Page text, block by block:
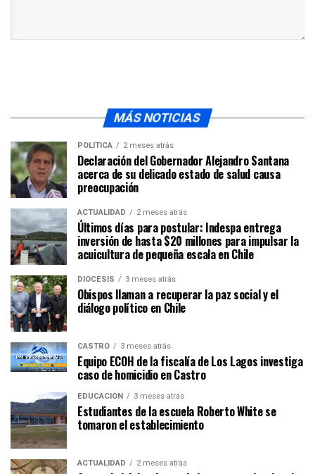
MÁS NOTICIAS
POLÍTICA 2 meses atrás
Declaración del Gobernador Alejandro Santana
acerca de su delicado estado de salud causa
preocupación
ACTUALIDAD 2 meses atrás
Últimos días para postular: Indespa entrega
inversión de hasta $20 millones para impulsar la
acuicultura de pequeña escala en Chile
DIÓCESIS 3 meses atrás
Obispos llaman a recuperar la paz social y el
diálogo político en Chile
CASTRO 3 meses atrás
Equipo ECOH de la fiscalía de Los Lagos investiga
caso de homicidio en Castro
EDUCACIÓN 3 meses atrás
Estudiantes de la escuela Roberto White se
tomaron el establecimiento
ACTUALIDAD 2 meses atrás